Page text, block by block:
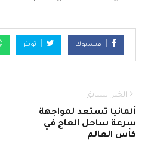
فيسبوك تويتر
الخبر السابق
ألمانيا تستعد لمواجهة
سرعة ساحل العاج في
كأس العالم